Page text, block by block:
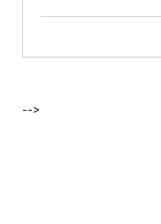
-->